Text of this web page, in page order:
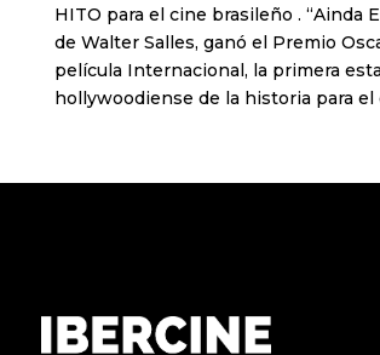
HITO para el cine brasileño . “Ainda
de Walter Salles, ganó el Premio
película Internacional, la primera
hollywoodiense de la historia para el